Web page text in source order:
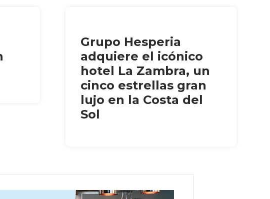
Grupo Hesperia
adquiere el icónico
hotel La Zambra, un
cinco estrellas gran
lujo en la Costa del
Sol